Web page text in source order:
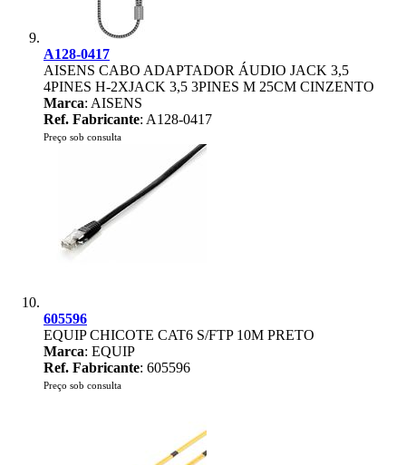
A128-0417
AISENS CABO ADAPTADOR ÁUDIO JACK 3,5
4PINES H-2XJACK 3,5 3PINES M 25CM CINZENTO
Marca: AISENS
Ref. Fabricante: A128-0417
Preço sob consulta
605596
EQUIP CHICOTE CAT6 S/FTP 10M PRETO
Marca: EQUIP
Ref. Fabricante: 605596
Preço sob consulta